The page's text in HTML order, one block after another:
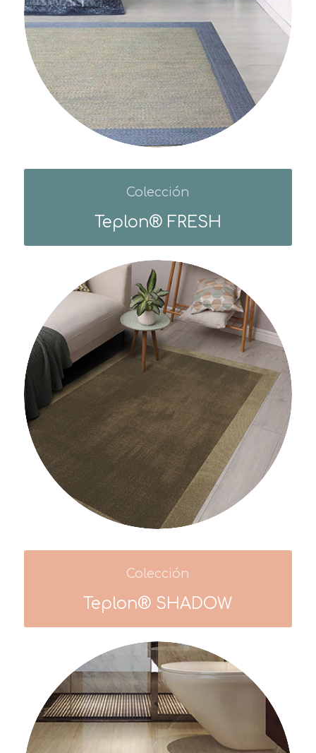
Colección
Teplon® FRESH
Colección
Teplon® SHADOW